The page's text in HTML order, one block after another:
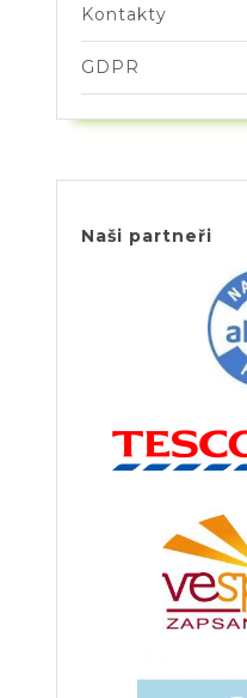
Kontakty
GDPR
Naši partneři